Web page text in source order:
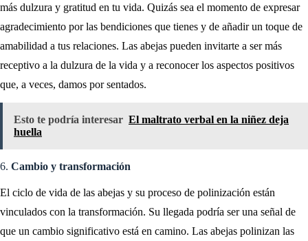
más dulzura y gratitud en tu vida. Quizás sea el momento de expresar
agradecimiento por las bendiciones que tienes y de añadir un toque de
amabilidad a tus relaciones. Las abejas pueden invitarte a ser más
receptivo a la dulzura de la vida y a reconocer los aspectos positivos
que, a veces, damos por sentados.
Esto te podría interesar El maltrato verbal en la niñez deja
huella
6. Cambio y transformación
El ciclo de vida de las abejas y su proceso de polinización están
vinculados con la transformación. Su llegada podría ser una señal de
que un cambio significativo está en camino. Las abejas polinizan las